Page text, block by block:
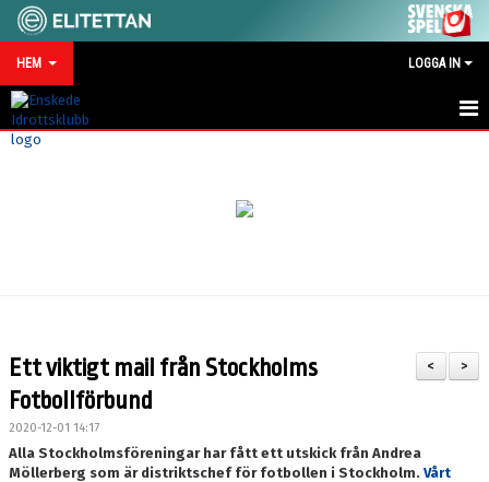
HEM LOGGA IN
HEM
SPONSRING
>
<
Ett viktigt mail från Stockholms
Fotbollförbund
2020-12-01 14:17
Alla Stockholmsföreningar har fått ett utskick från Andrea
Möllerberg som är distriktschef för fotbollen i Stockholm. Vårt